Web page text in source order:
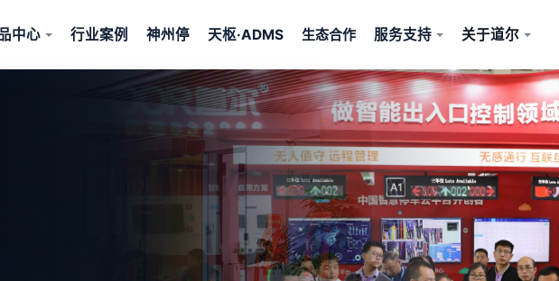
中心 行业案例 神州停 天枢·ADMS 服务支持 关于道尔